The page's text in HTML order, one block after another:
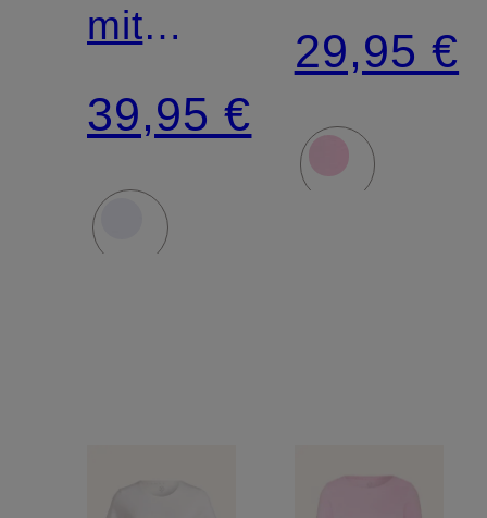
mit
Schmucksteinen
39,95 €
29,95 €